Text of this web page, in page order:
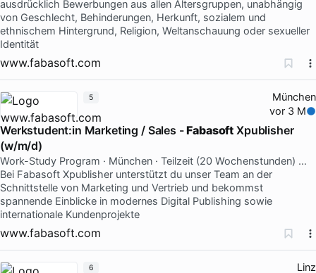
ausdrücklich Bewerbungen aus allen Altersgruppen, unabhängig
von Geschlecht, Behinderungen, Herkunft, sozialem und
ethnischem Hintergrund, Religion, Weltanschauung oder sexueller
Identität
www.fabasoft.com
München
vor 3 M
Werkstudent:in Marketing / Sales -Fabasoft Xpublisher
(w/m/d)
Work-Study Program · München · Teilzeit (20 Wochenstunden) …
Bei Fabasoft Xpublisher unterstützt du unser Team an der
Schnittstelle von Marketing und Vertrieb und bekommst
spannende Einblicke in modernes Digital Publishing sowie
internationale Kundenprojekte
www.fabasoft.com
5
Linz
6